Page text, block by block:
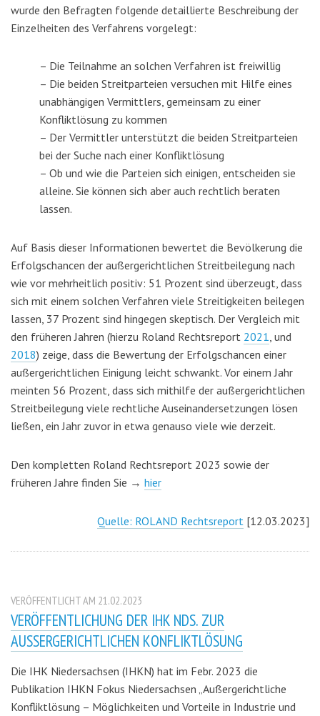
wurde den Befragten folgende detaillierte Beschreibung der
Einzelheiten des Verfahrens vorgelegt:
– Die Teilnahme an solchen Verfahren ist freiwillig
– Die beiden Streitparteien versuchen mit Hilfe eines
unabhängigen Vermittlers, gemeinsam zu einer
Konfliktlösung zu kommen
– Der Vermittler unterstützt die beiden Streitparteien
bei der Suche nach einer Konfliktlösung
– Ob und wie die Parteien sich einigen, entscheiden sie
alleine. Sie können sich aber auch rechtlich beraten
lassen.
Auf Basis dieser Informationen bewertet die Bevölkerung die
Erfolgschancen der außergerichtlichen Streitbeilegung nach
wie vor mehrheitlich positiv: 51 Prozent sind überzeugt, dass
sich mit einem solchen Verfahren viele Streitigkeiten beilegen
lassen, 37 Prozent sind hingegen skeptisch. Der Vergleich mit
den früheren Jahren (hierzu Roland Rechtsreport 2021, und
2018) zeige, dass die Bewertung der Erfolgschancen einer
außergerichtlichen Einigung leicht schwankt. Vor einem Jahr
meinten 56 Prozent, dass sich mithilfe der außergerichtlichen
Streitbeilegung viele rechtliche Auseinandersetzungen lösen
ließen, ein Jahr zuvor in etwa genauso viele wie derzeit.
Den kompletten Roland Rechtsreport 2023 sowie der
früheren Jahre finden Sie → hier
Quelle: ROLAND Rechtsreport [12.03.2023]
VERÖFFENTLICHT AM 21.02.2023
VERÖFFENTLICHUNG DER IHK NDS. ZUR
AUSSERGERICHTLICHEN KONFLIKTLÖSUNG
Die IHK Niedersachsen (IHKN) hat im Febr. 2023 die
Publikation IHKN Fokus Niedersachsen „Außergerichtliche
Konfliktlösung – Möglichkeiten und Vorteile in Industrie und